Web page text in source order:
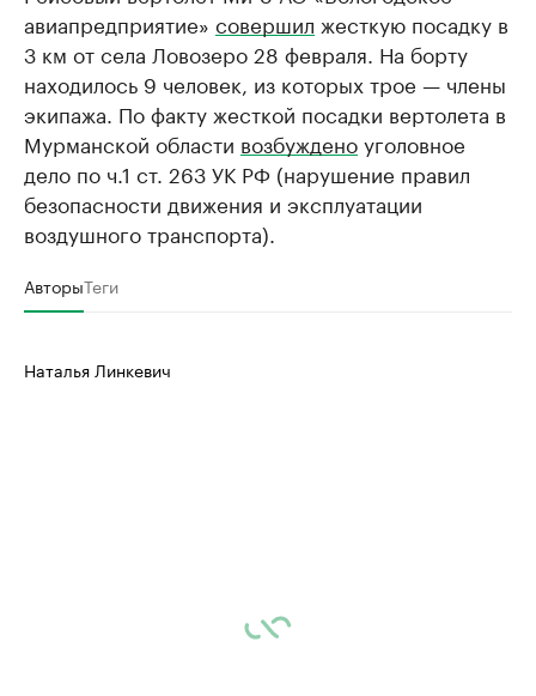
авиапредприятие» совершил жесткую посадку в
3 км от села Ловозеро 28 февраля. На борту
находилось 9 человек, из которых трое — члены
экипажа. По факту жесткой посадки вертолета в
Мурманской области возбужденоуголовное
дело по ч.1 ст. 263 УК РФ (нарушение правил
безопасности движения и эксплуатации
воздушного транспорта).
АвторыТеги
Наталья Линкевич